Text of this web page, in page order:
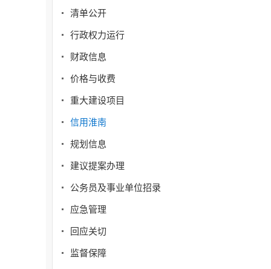
清单公开
行政权力运行
财政信息
价格与收费
重大建设项目
信用淮南
规划信息
建议提案办理
公务员及事业单位招录
应急管理
回应关切
监督保障